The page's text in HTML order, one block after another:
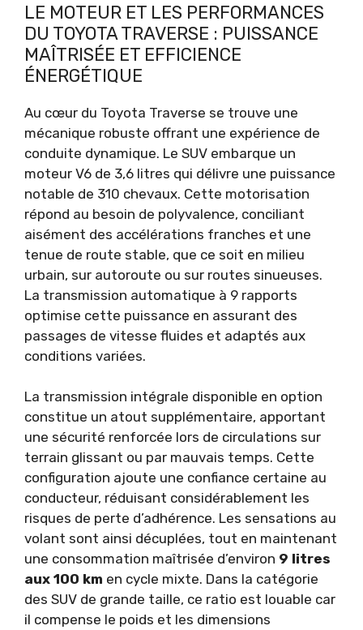
LE MOTEUR ET LES PERFORMANCES
DU TOYOTA TRAVERSE : PUISSANCE
MAÎTRISÉE ET EFFICIENCE
ÉNERGÉTIQUE
Au cœur du Toyota Traverse se trouve une
mécanique robuste offrant une expérience de
conduite dynamique. Le SUV embarque un
moteur V6 de 3,6 litres qui délivre une puissance
notable de 310 chevaux. Cette motorisation
répond au besoin de polyvalence, conciliant
aisément des accélérations franches et une
tenue de route stable, que ce soit en milieu
urbain, sur autoroute ou sur routes sinueuses.
La transmission automatique à 9 rapports
optimise cette puissance en assurant des
passages de vitesse fluides et adaptés aux
conditions variées.
La transmission intégrale disponible en option
constitue un atout supplémentaire, apportant
une sécurité renforcée lors de circulations sur
terrain glissant ou par mauvais temps. Cette
configuration ajoute une confiance certaine au
conducteur, réduisant considérablement les
risques de perte d’adhérence. Les sensations au
volant sont ainsi décuplées, tout en maintenant
une consommation maîtrisée d’environ 9 litres
aux 100 km en cycle mixte. Dans la catégorie
des SUV de grande taille, ce ratio est louable car
il compense le poids et les dimensions